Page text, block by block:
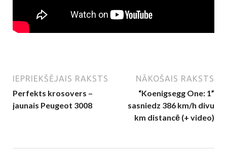
IEPRIEKŠĒJAIS RAKSTS
Perfekts krosovers –
jaunais Peugeot 3008
NĀKOŠAIS RAKSTS
“Koenigsegg One: 1”
sasniedz 386 km/h divu
km distancē (+ video)